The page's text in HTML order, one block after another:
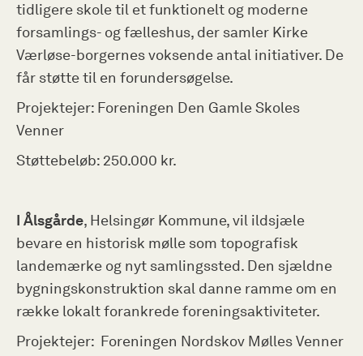
tidligere skole til et funktionelt og moderne
forsamlings- og fælleshus, der samler Kirke
Værløse-borgernes voksende antal initiativer. De
får støtte til en forundersøgelse.
Projektejer: Foreningen Den Gamle Skoles
Venner
Støttebeløb: 250.000 kr.
I Ålsgårde, Helsingør Kommune, vil ildsjæle
bevare en historisk mølle som topografisk
landemærke og nyt samlingssted. Den sjældne
bygningskonstruktion skal danne ramme om en
række lokalt forankrede foreningsaktiviteter.
Projektejer: Foreningen Nordskov Mølles Venner